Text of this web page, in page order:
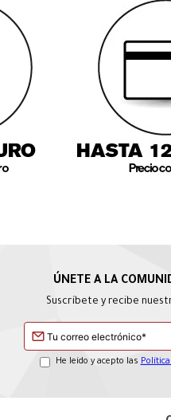
Suscríbete y recibe
He leído y acepto las